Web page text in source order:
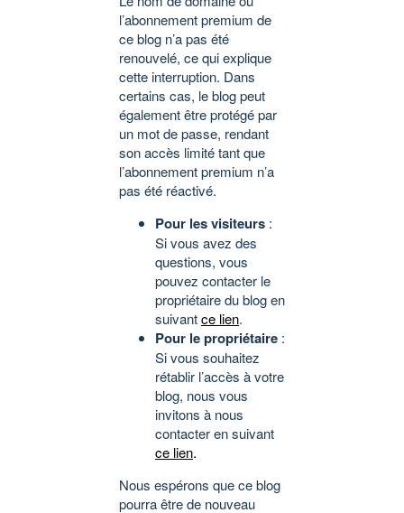
l’abonnement premium de
ce blog n’a pas été
renouvelé, ce qui explique
cette interruption. Dans
certains cas, le blog peut
également être protégé par
un mot de passe, rendant
son accès limité tant que
l’abonnement premium n’a
pas été réactivé.
Pour les visiteurs :
Si vous avez des
questions, vous
pouvez contacter le
propriétaire du blog en
suivantce lien.
Pour le propriétaire :
Si vous souhaitez
rétablir l’accès à votre
blog, nous vous
invitons à nous
contacter en suivant
ce lien.
Nous espérons que ce blog
pourra être de nouveau